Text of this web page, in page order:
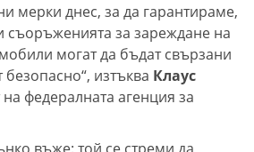
мерки днес, за да гарантираме,
съоръженията за зареждане на
могат да бъдат свързани
изтъква Клаус
федералната агенция за